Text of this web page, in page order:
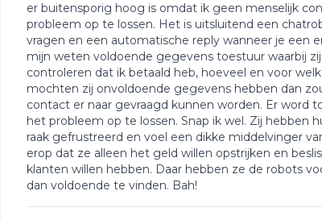
er buitensporig hoog is omdat ik geen menselijk
probleem op te lossen. Het is uitsluitend een
vragen en een automatische reply wanneer je een
mijn weten voldoende gegevens toestuur waarbij
controleren dat ik betaald heb, hoeveel en voor
mochten zij onvoldoende gegevens hebben dan
contact er naar gevraagd kunnen worden. Er word
het probleem op te lossen. Snap ik wel. Zij hebben
raak gefrustreerd en voel een dikke middelvinger
erop dat ze alleen het geld willen opstrijken en
klanten willen hebben. Daar hebben ze de robots
dan voldoende te vinden. Bah!